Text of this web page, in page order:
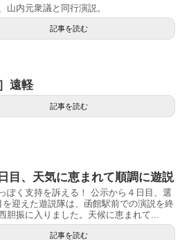
山内元衆議と同行演説。
記事を読む
遠軽
記事を読む
目、天気に恵まれて順調に遊説
ぽく支持を訴える！ 公示から４日目、選
を迎えた遊説隊は、函館駅前での演説を終
胆振に入りました。天候に恵まれて...
記事を読む